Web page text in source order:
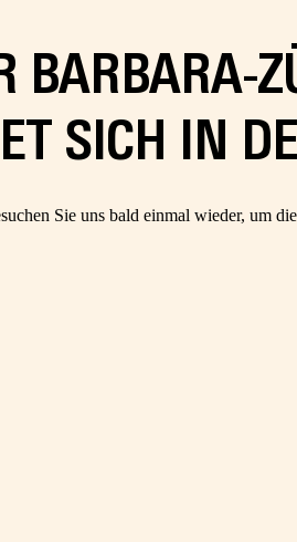
BARBARA-
SICH IN
Sie uns bald einmal wieder, um